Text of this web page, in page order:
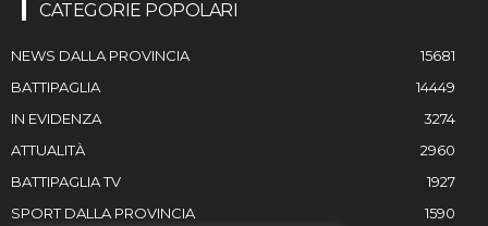
CATEGORIE POPOLARI
NEWS DALLA PROVINCIA
15681
BATTIPAGLIA
14449
IN EVIDENZA
3274
ATTUALITÀ
2960
BATTIPAGLIA TV
1927
SPORT DALLA PROVINCIA
1590